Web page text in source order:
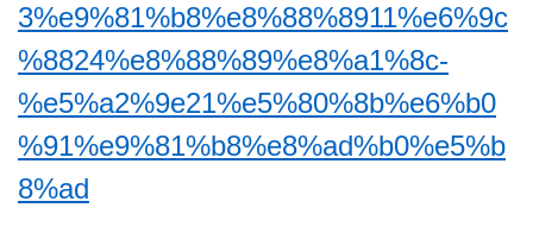
3%e9%81%b8%e8%88%8911%e6%9c
%8824%e8%88%89%e8%a1%8c-
%e5%a2%9e21%e5%80%8b%e6%b0
%91%e9%81%b8%e8%ad%b0%e5%b
8%ad